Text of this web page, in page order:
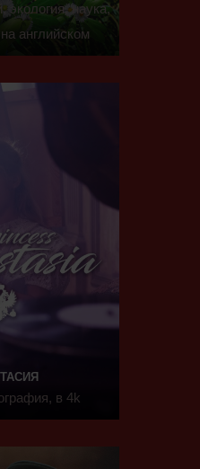
экология, наука,
английском
в 4k